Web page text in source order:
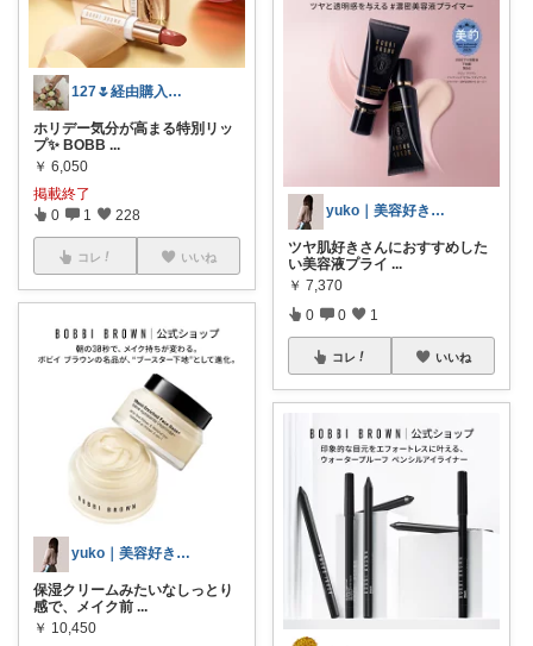
127🌷経由購入感謝✨
ホリデー気分が高まる特別リッ
プ✨ BOBB ...
￥ 6,050
掲載終了
0 1 228
コレ いいね
yuko｜美容好きのROOM
保湿クリームみたいなしっとり
感で、メイク前 ...
￥ 10,450
yuko｜美容好きのROOM
ツヤ肌好きさんにおすすめした
い美容液プライ ...
￥ 7,370
0 0 1
コレ いいね